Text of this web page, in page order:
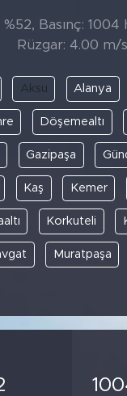
%52, Basınç: 1004
Rüzgar: 4.00 m/s
Aksu Alanya
Döşemealtı
Gazipaşa
Kaş Kemer
Korkuteli
Muratpaşa